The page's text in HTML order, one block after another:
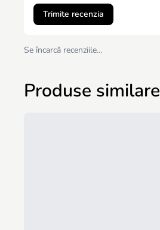
Trimite recenzia
Se încarcă recenziile…
Produse similare